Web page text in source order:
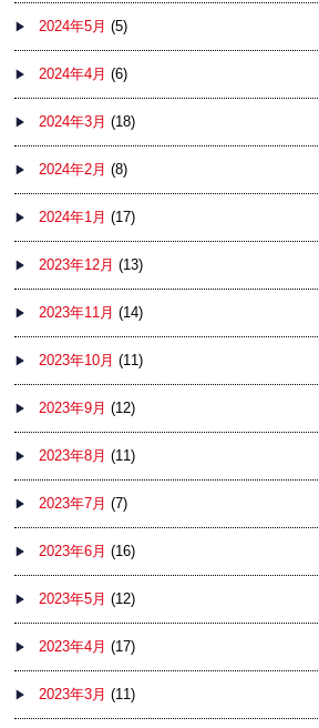
2024年5月 (5)
2024年4月 (6)
2024年3月 (18)
2024年2月 (8)
2024年1月 (17)
2023年12月 (13)
2023年11月 (14)
2023年10月 (11)
2023年9月 (12)
2023年8月 (11)
2023年7月 (7)
2023年6月 (16)
2023年5月 (12)
2023年4月 (17)
2023年3月 (11)